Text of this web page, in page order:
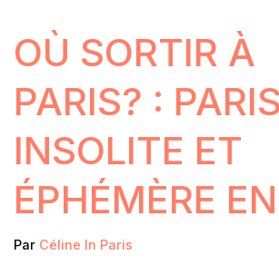
OÙ SORTIR À
PARIS? : PARIS
INSOLITE ET
ÉPHÉMÈRE
Par Céline In Paris